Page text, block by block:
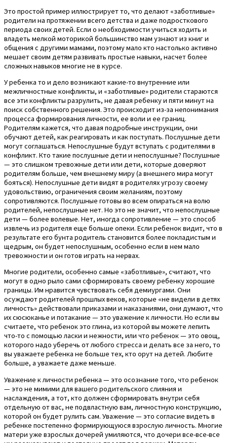
Это простой пример иллюстрирует то, что делают «заботливые»
родители на протяжении всего детства и даже подросткового
периода своих детей. Если о необходимости учиться ходить и
владеть мелкой моторикой большинство мам узнают из книг и
общения с другими мамами, поэтому мало кто настолько активно
мешает своим детям развивать простые навыки, насчет более
сложных навыков многие не в курсе.
У ребенка то и дело возникают какие-то внутренние или
межличностные конфликты, и «заботливые» родители стараются
все эти конфликты разрулить, не давая ребенку и пяти минут на
поиск собственного решения. Это происходит из-за непонимания
процесса формирования личности, ее воли и ее границ.
Родителям кажется, что давая подробные инструкции, они
обучают детей, как реагировать и как поступать. Послушные дети
могут соглашаться. Непослушные будут вступать с родителями в
конфликт. Кто такие послушные дети и непослушные? Послушные
— это слишком тревожные дети или дети, которые доверяют
родителям больше, чем внешнему миру (а внешнего мира могут
бояться). Непослушные дети видят в родителях угрозу своему
удовольствию, ограничения своим желаниям, поэтому
сопротивляются. Послушные готовы во всем опираться на волю
родителей, непослушные нет. Но это не значит, что непослушные
дети — более волевые. Нет, иногда сопротивление — это способ
извлечь из родителя еще больше опеки. Если ребенок видит, что в
результате его бунта родитель становится более покладистым и
щедрым, он будет непослушным, особенно если в нем мало
тревожности и он готов играть на нервах.
Многие родители, особенно самые «заботливые», считают, что
могут в одно рыло сами сформировать своему ребенку хорошие
границы. Им нравится чувствовать себя демиургами. Они
осуждают родителей прошлых веков, которые «не видели в детях
личность» действовали приказами и наказаниями, они думают, что
их сюсюканье и потакание — это уважение к личности. Но если вы
считаете, что ребенок это глина, из которой вы можете лепить
что-то с помощью ласки и нежности, или что ребенок — это овощ,
которого надо уберечь от любого стресса и делать все за него, то
вы уважаете ребенка не больше тех, кто орут на детей. Любите
больше, а уважаете даже меньше.
Уважение к личности ребенка — это осознание того, что ребенок
— это не мимими для вашего родительского слияния и
наслаждения, а тот, кто должен сформировать внутри себя
отдельную от вас, не подвластную вам, личностную конструкцию,
которой он будет рулить сам. Уважение — это согласие видеть в
ребенке постепенно формирующуюся взрослую личность. Многие
матери уже взрослых дочерей умиляются, что дочери все-все-все